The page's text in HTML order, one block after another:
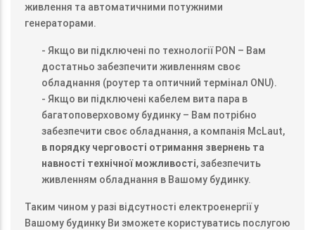
живлення та автоматичними потужними
генераторами.
- Якщо ви підключені по технології PON – Вам
достатньо забезпечити живленням своє
обладнання (роутер та оптичний термінал ONU).
- Якщо ви підключені кабелем вита пара в
багатоповерховому будинку – Вам потрібно
забезпечити своє обладнання, а компанія McLaut,
в порядку черговості отримання звернень та
навності технічної можливості, забезпечить
живленням обладнання в Вашому будинку.
Таким чином у разі відсутності електроенергії у
Вашому будинку Ви зможете користуватись послугою